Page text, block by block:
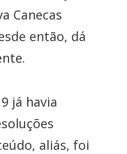
Canecas
então, dá
já havia
aliás, foi